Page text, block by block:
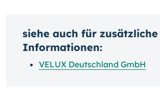
siehe auch für zusätzliche
Informationen:
VELUX Deutschland GmbH